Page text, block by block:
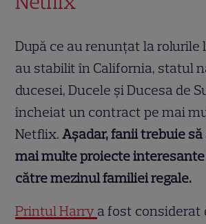
După ce au renunțat la rolurile
au stabilit în California, statul
ducesei, Ducele și Ducesa de
încheiat un contract pe mai
Netflix.Așadar, fanii trebuie
mai multe proiecte
către mezinul familiei regale.
Prințul Harry a fost